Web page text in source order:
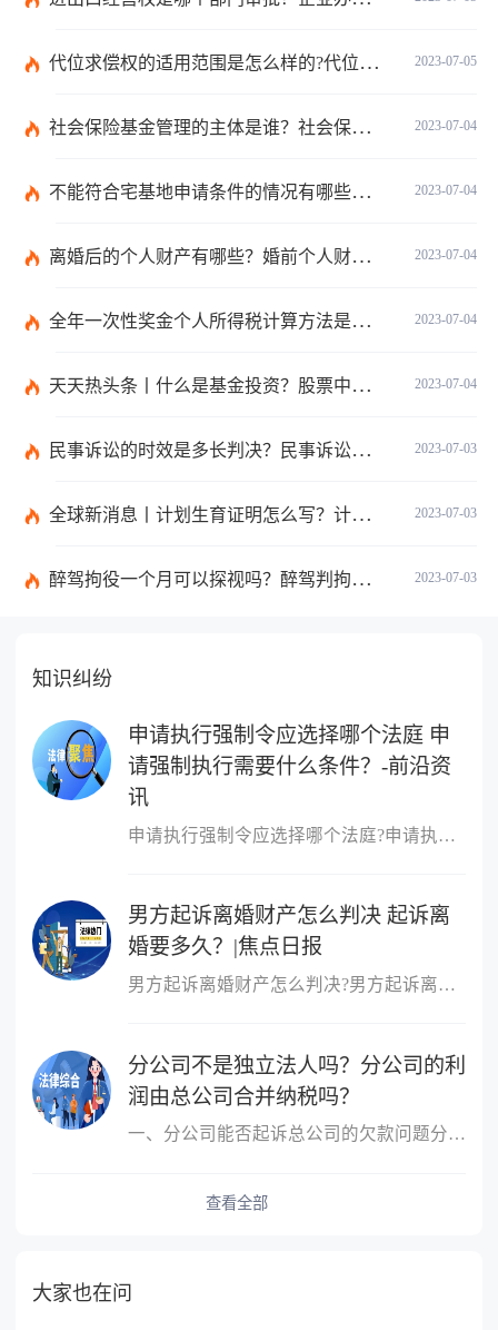
2023-07-05
代位求偿权的适用范围是怎么样的?代位求偿权的行使条件是什么？-独家
2023-07-04
社会保险基金管理的主体是谁？社会保险基金投资运营的管理有几方面？
2023-07-04
不能符合宅基地申请条件的情况有哪些？申请宅基地需要哪些材料？
2023-07-04
离婚后的个人财产有哪些？婚前个人财产要怎么证明？
2023-07-04
全年一次性奖金个人所得税计算方法是什么？个税专项附加扣除如何界定？
2023-07-04
天天热头条丨什么是基金投资？股票中的价值投资是什么意思？
2023-07-03
民事诉讼的时效是多长判决？民事诉讼的诉讼费用计算-天天简讯
2023-07-03
全球新消息丨计划生育证明怎么写？计划生育证明都需要什么材料？
2023-07-03
醉驾拘役一个月可以探视吗？醉驾判拘役当庭执行吗？
知识纠纷
申请执行强制令应选择哪个法庭 申
请强制执行需要什么条件？-前沿资
讯
申请执行强制令应选择哪个法庭?申请执行强制令应选择如下法庭：向第
男方起诉离婚财产怎么判决 起诉离
婚要多久？|焦点日报
男方起诉离婚财产怎么判决?男方起诉离婚财产的判决：根据财产的具体
分公司不是独立法人吗？分公司的利
润由总公司合并纳税吗？
一、分公司能否起诉总公司的欠款问题分公司能起诉总公司的欠款问题
查看全部
大家也在问